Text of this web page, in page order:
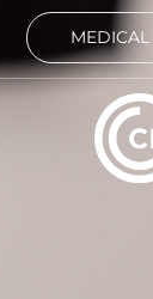
MEDICAL